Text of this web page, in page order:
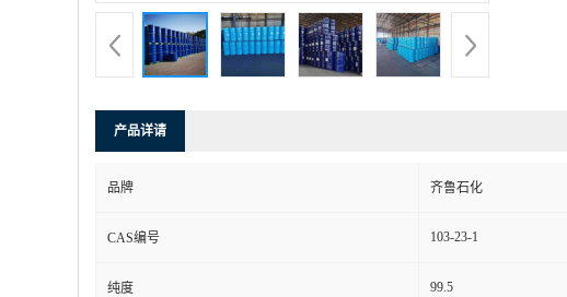
产品详请
品牌 齐鲁石化
CAS编号 103-23-1
纯度 99.5